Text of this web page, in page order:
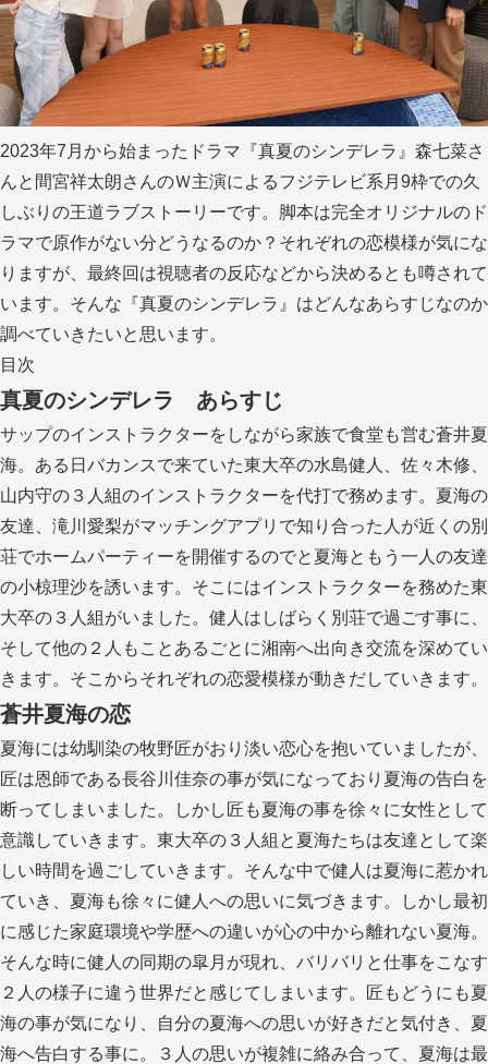
2023年7月から始まったドラマ『真夏のシンデレラ』森七菜さ
んと間宮祥太朗さんのＷ主演によるフジテレビ系月9枠での久
しぶりの王道ラブストーリーです。脚本は完全オリジナルのド
ラマで原作がない分どうなるのか？それぞれの恋模様が気にな
りますが、最終回は視聴者の反応などから決めるとも噂されて
います。そんな『真夏のシンデレラ』はどんなあらすじなのか
調べていきたいと思います。
目次
真夏のシンデレラ あらすじ
サップのインストラクターをしながら家族で食堂も営む蒼井夏
海。ある日バカンスで来ていた東大卒の水島健人、佐々木修、
山内守の３人組のインストラクターを代打で務めます。夏海の
友達、滝川愛梨がマッチングアプリで知り合った人が近くの別
荘でホームパーティーを開催するのでと夏海ともう一人の友達
の小椋理沙を誘います。そこにはインストラクターを務めた東
大卒の３人組がいました。健人はしばらく別荘で過ごす事に、
そして他の２人もことあるごとに湘南へ出向き交流を深めてい
きます。そこからそれぞれの恋愛模様が動きだしていきます。
蒼井夏海の恋
夏海には幼馴染の牧野匠がおり淡い恋心を抱いていましたが、
匠は恩師である長谷川佳奈の事が気になっており夏海の告白を
断ってしまいました。しかし匠も夏海の事を徐々に女性として
意識していきます。東大卒の３人組と夏海たちは友達として楽
しい時間を過ごしていきます。そんな中で健人は夏海に惹かれ
ていき、夏海も徐々に健人への思いに気づきます。しかし最初
に感じた家庭環境や学歴への違いが心の中から離れない夏海。
そんな時に健人の同期の皐月が現れ、バリバリと仕事をこなす
２人の様子に違う世界だと感じてしまいます。匠もどうにも夏
海の事が気になり、自分の夏海への思いが好きだと気付き、夏
海へ告白する事に。３人の思いが複雑に絡み合って、夏海は最